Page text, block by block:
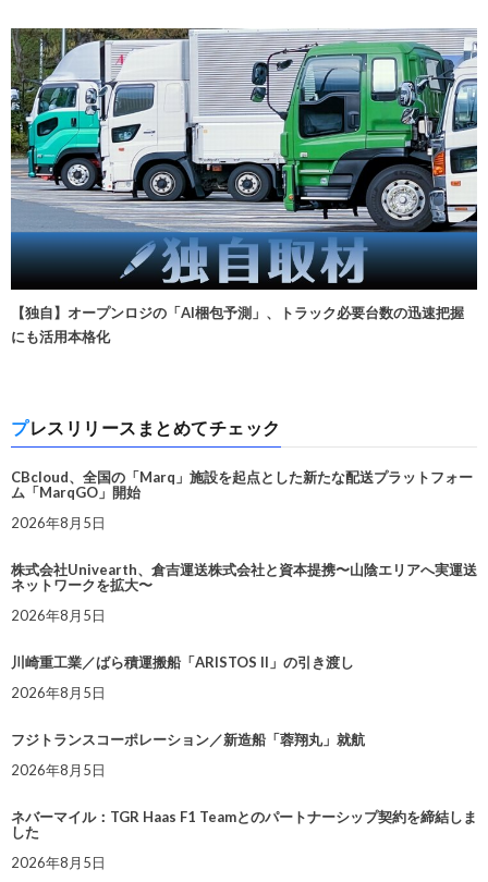
【独自】オープンロジの「AI梱包予測」、トラック必要台数の迅速把握
にも活用本格化
プレスリリースまとめてチェック
CBcloud、全国の「Marq」施設を起点とした新たな配送プラットフォー
ム「MarqGO」開始
2026年8月5日
株式会社Univearth、倉吉運送株式会社と資本提携〜山陰エリアへ実運送
ネットワークを拡大〜
2026年8月5日
川崎重工業／ばら積運搬船「ARISTOS II」の引き渡し
2026年8月5日
フジトランスコーポレーション／新造船「蓉翔丸」就航
2026年8月5日
ネバーマイル：TGR Haas F1 Teamとのパートナーシップ契約を締結しま
した
2026年8月5日